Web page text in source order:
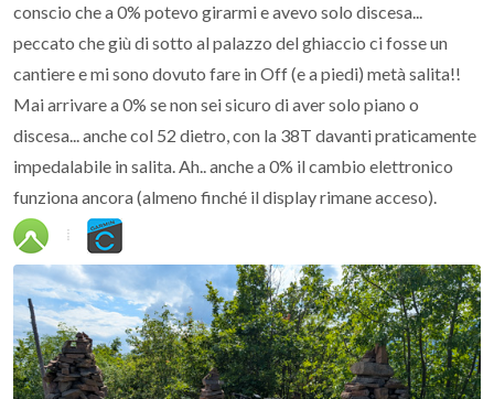
conscio che a 0% potevo girarmi e avevo solo discesa...
peccato che giù di sotto al palazzo del ghiaccio ci fosse un
cantiere e mi sono dovuto fare in Off (e a piedi) metà salita!!
Mai arrivare a 0% se non sei sicuro di aver solo piano o
discesa... anche col 52 dietro, con la 38T davanti praticamente
impedalabile in salita. Ah.. anche a 0% il cambio elettronico
funziona ancora (almeno finché il display rimane acceso).